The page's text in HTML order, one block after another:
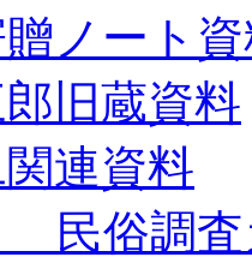
ノート
旧蔵資料
連資料
民俗調査